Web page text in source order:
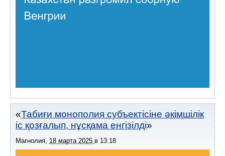
Табиғи монополия субъектісіне әкімшілік
іс қозғалып, нұсқама енгізілді
Магнолия, 18 марта 2025 в 13:18